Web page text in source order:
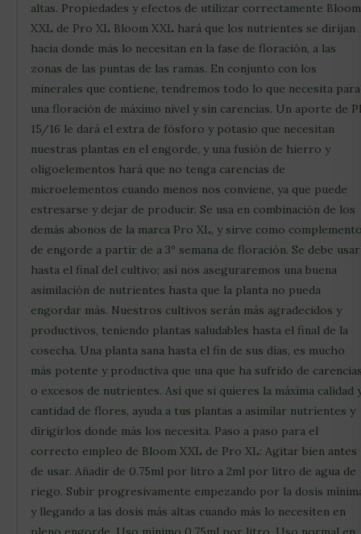
altas. Propiedades y efectos de utilizar correctamente Bloom
XXL de Pro XL Bloom XXL hará que los nutrientes se dirijan
hacia donde más lo necesitan en la fase de floración, a las
zonas de las puntas de las ramas. En conjunto con los
minerales que contiene, tendremos todo lo que necesita para
una floración de máximo nivel y sin carencias. Un aporte de
15/16 le dará el extra de fósforo y potasio que necesitan
nuestras plantas en el engorde, y una fusión de hierro y
oligoelementos hará que no tenga carencias de
microelementos cuando menos nos conviene, ya que puede
estresarse y dejar de producir. Se usa en combinación de los
demás abonos de la marca Pro XL, y sirve como
de engorde a partir de a 3º semana de floración. Se debe usar
hasta el final del cultivo; así nos aseguraremos una buena
asimilación de nutrientes hasta que la planta no pueda
engordar más. Nuestros cultivos serán más agradecidos y
productivos, teniendo plantas saludables hasta el final de la
cosecha. Una planta sana hasta el fin de sus días, es mucho
más potente y productiva que una que ha sufrido de
o excesos de nutrientes. Así que si quieres la máxima calidad
cantidad de flores, ayuda a tus plantas a asimilar nutrientes y
dirigirlos donde más los necesita. Paso a paso para el
correcto empleo de Bloom XXL de Pro XL: Agitar bien antes
de usar. Añadir de 0.75ml por litro a 2ml por litro de agua de
riego. Subir progresivamente empezando por la dosis
y llegando a las dosis más altas cuando más lo necesiten en